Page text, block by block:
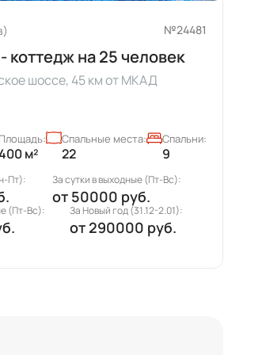
№24481
на 25 человек
шоссе, 45 км от МКАД
м²
Площадь:
22
Спальные места:
9
Спальни:
Пт): За сутки в выходные (Пт-Вс):
от50000 руб.
(Пт-Вс): За Новый год (31.12-2.01):
от290000 руб.